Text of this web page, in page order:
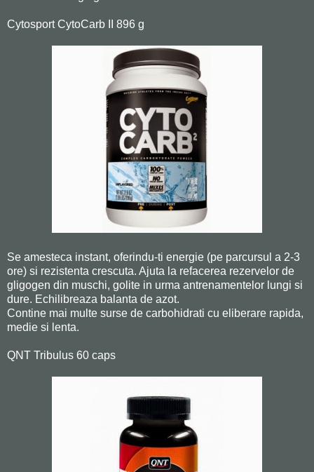
Cytosport CytoCarb II 896 g
Se amesteca instant, oferindu-ti energie (pe parcursul a 2-3
ore) si rezistenta crescuta. Ajuta la refacerea rezervelor de
gligogen din muschi, golite in urma antrenamentelor lungi si
dure. Echilibreaza balanta de azot.
Contine mai multe surse de carbohidrati cu eliberare rapida,
medie si lenta.
QNT Tribulus 60 caps